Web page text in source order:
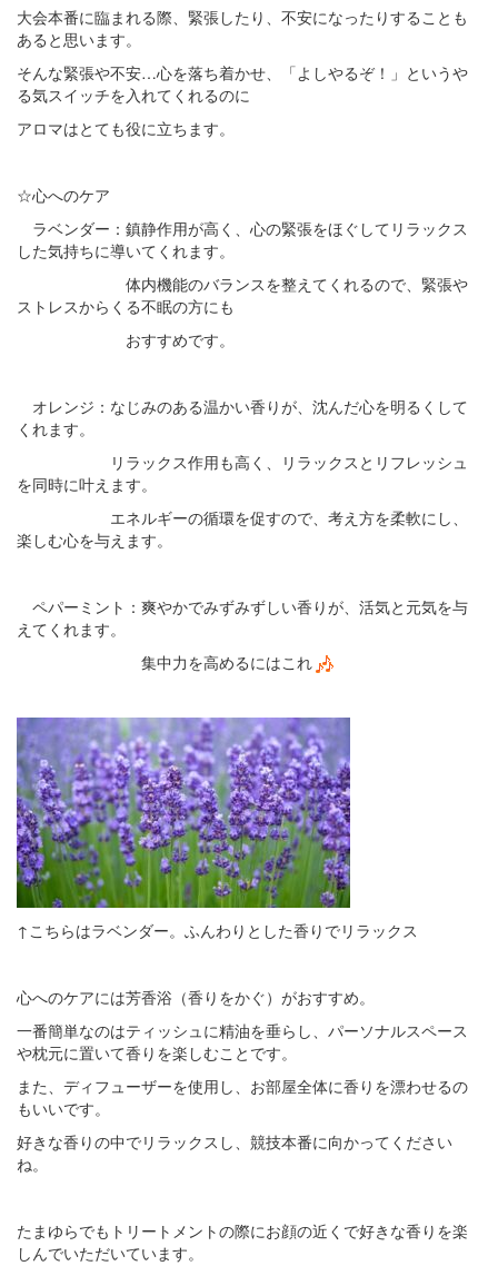
大会本番に臨まれる際、緊張したり、不安になったりすることも
あると思います。
そんな緊張や不安…心を落ち着かせ、「よしやるぞ！」というや
る気スイッチを入れてくれるのに
アロマはとても役に立ちます。
☆心へのケア
ラベンダー：鎮静作用が高く、心の緊張をほぐしてリラックス
した気持ちに導いてくれます。
体内機能のバランスを整えてくれるので、緊張や
ストレスからくる不眠の方にも
おすすめです。
オレンジ：なじみのある温かい香りが、沈んだ心を明るくして
くれます。
リラックス作用も高く、リラックスとリフレッシュ
を同時に叶えます。
エネルギーの循環を促すので、考え方を柔軟にし、
楽しむ心を与えます。
ペパーミント：爽やかでみずみずしい香りが、活気と元気を与
えてくれます。
集中力を高めるにはこれ
↑こちらはラベンダー。ふんわりとした香りでリラックス
心へのケアには芳香浴（香りをかぐ）がおすすめ。
一番簡単なのはティッシュに精油を垂らし、パーソナルスペース
や枕元に置いて香りを楽しむことです。
また、ディフューザーを使用し、お部屋全体に香りを漂わせるの
もいいです。
好きな香りの中でリラックスし、競技本番に向かってください
ね。
たまゆらでもトリートメントの際にお顔の近くで好きな香りを楽
しんでいただいています。